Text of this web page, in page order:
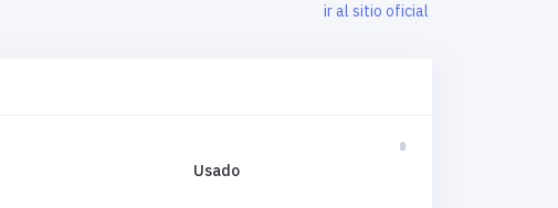
ir al sitio oficial
Usado